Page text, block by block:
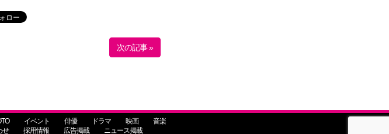
次の記事 »
イベント 俳優 ドラマ 映画
音楽
せ 採用情報 広告掲載 ニュース掲載